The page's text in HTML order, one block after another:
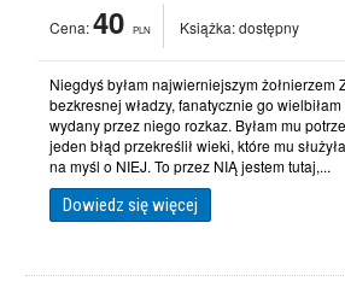
Cena:40 PLN Książka:dostępny
Niegdyś byłam najwierniejszym żołnierzem
bezkresnej władzy, fanatycznie go
wydany przez niego rozkaz. Byłam mu
jeden błąd przekreślił wieki, które mu
na myśl o NIEJ. To przez NIĄ jestem tutaj,...
Dowiedz się więcej